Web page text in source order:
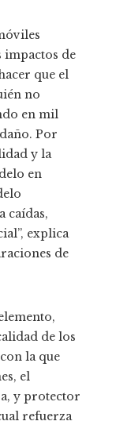
impactos de
que el
no
en mil
Por
y la
en
caídas,
explica
de
de los
la que
el
y protector
refuerza